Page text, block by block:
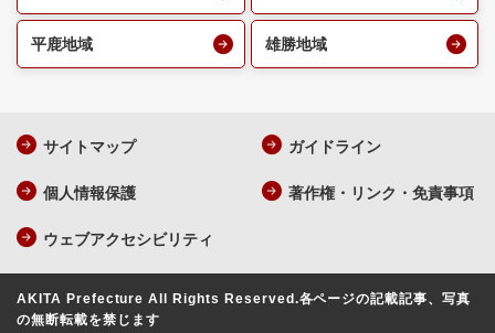
平鹿地域 雄勝地域
サイトマップ ガイドライン
個人情報保護 著作権・リンク・免責事項
ウェブアクセシビリティ
AKITA Prefecture All Rights Reserved.各ページの記載記事、写真
の無断転載を禁じます